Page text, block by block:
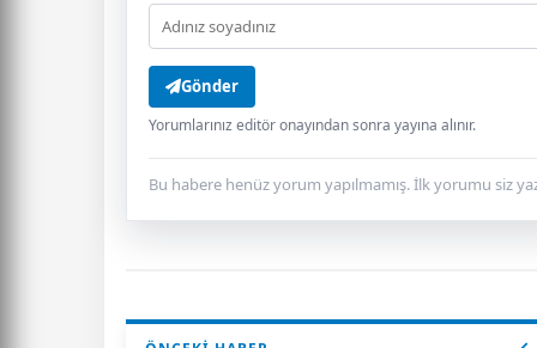
Gönder
Yorumlarınız editör onayından sonra yayına alınır.
Bu habere henüz yorum yapılmamış. İlk yorumu siz